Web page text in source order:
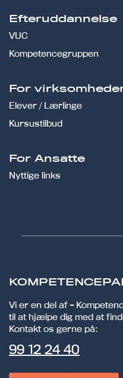
Efteruddannelse
VUC
Kompetencegruppen
For
Elever / Lærlinge
Kursustilbud
For Ansatte
Nyttige links
Vi er en del af -
til at hjælpe dig med at
Kontakt os gerne på:
99 12 24 40